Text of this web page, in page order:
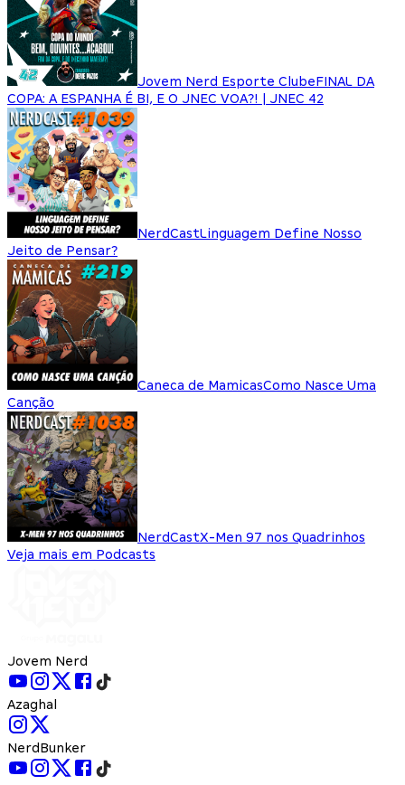
Jovem Nerd Esporte ClubeFINAL DA
COPA: A ESPANHA É BI, E O JNEC VOA?! | JNEC 42
NerdCastLinguagem Define Nosso
Jeito de Pensar?
Caneca de MamicasComo Nasce Uma
Canção
NerdCastX-Men 97 nos Quadrinhos
Veja mais em Podcasts
Jovem Nerd
Azaghal
NerdBunker